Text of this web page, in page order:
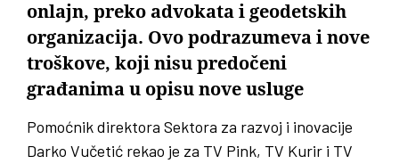
onlajn, preko advokata i geodetskih
organizacija. Ovo podrazumeva i nove
troškove, koji nisu predočeni
građanima u opisu nove usluge
Pomoćnik direktora Sektora za razvoj i inovacije
Darko Vučetić rekao je za TV Pink, TV Kurir i TV